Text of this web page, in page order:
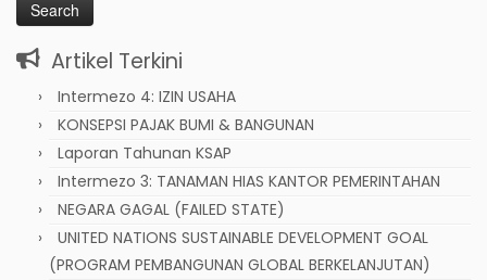
Artikel Terkini
Intermezo 4: IZIN USAHA
KONSEPSI PAJAK BUMI & BANGUNAN
Laporan Tahunan KSAP
Intermezo 3: TANAMAN HIAS KANTOR PEMERINTAHAN
NEGARA GAGAL (FAILED STATE)
UNITED NATIONS SUSTAINABLE DEVELOPMENT GOAL
(PROGRAM PEMBANGUNAN GLOBAL BERKELANJUTAN)